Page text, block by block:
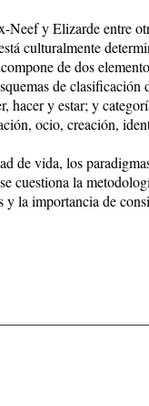
Neef y Elizarde entre
culturalmente
de dos
de clasificación
hacer y estar; y
ocio, creación,
de vida, los
cuestiona la
y la importancia de